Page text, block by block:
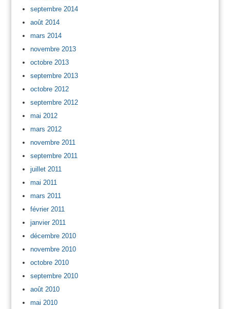
septembre 2014
août 2014
mars 2014
novembre 2013
octobre 2013
septembre 2013
octobre 2012
septembre 2012
mai 2012
mars 2012
novembre 2011
septembre 2011
juillet 2011
mai 2011
mars 2011
février 2011
janvier 2011
décembre 2010
novembre 2010
octobre 2010
septembre 2010
août 2010
mai 2010